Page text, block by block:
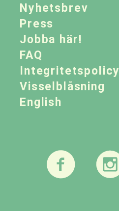
Nyhetsbrev
Press
Jobba här!
FAQ
Integritetspolicy
Visselblåsning
English